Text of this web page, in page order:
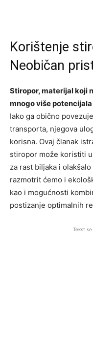
Korištenje
Neobičan
Stiropor, materijal koji
mnogo više
Iako ga obično
transporta, njegova
korisna. Ovaj članak
stiropor može koristiti
za rast biljaka i
razmotrit ćemo i
kao i mogućnosti
postizanje optimalnih
Tekst